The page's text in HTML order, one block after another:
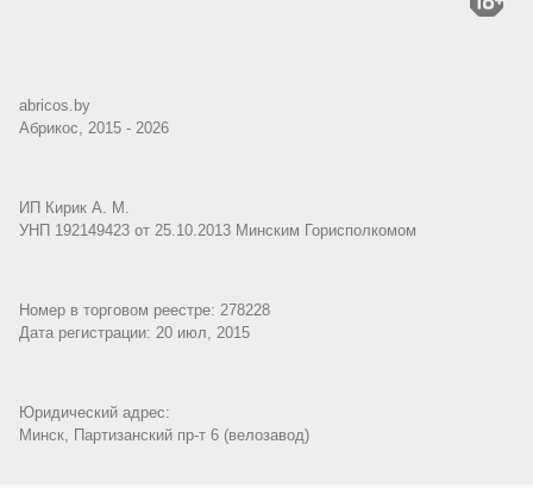
abricos.by
Абрикос, 2015 - 2026
ИП Кирик А. М.
УНП 192149423 от 25.10.2013 Минским Горисполкомом
Номер в торговом реестре: 278228
Дата регистрации: 20 июл, 2015
Юридический адрес:
Минск, Партизанский пр-т 6 (велозавод)